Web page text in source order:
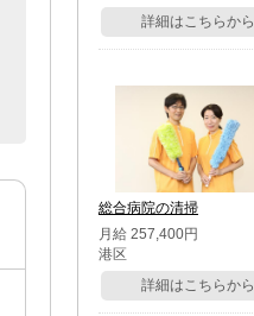
詳細はこちらから
総合病院の清掃
月給 257,400円
港区
詳細はこちらから